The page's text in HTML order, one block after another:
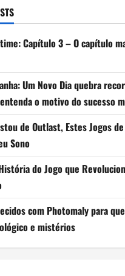
Capítulo 3 – O capítulo
Um Novo Dia quebra
o motivo do sucesso
de Outlast, Estes Jogos
Sono
do Jogo que
com Photomaly para
e mistérios